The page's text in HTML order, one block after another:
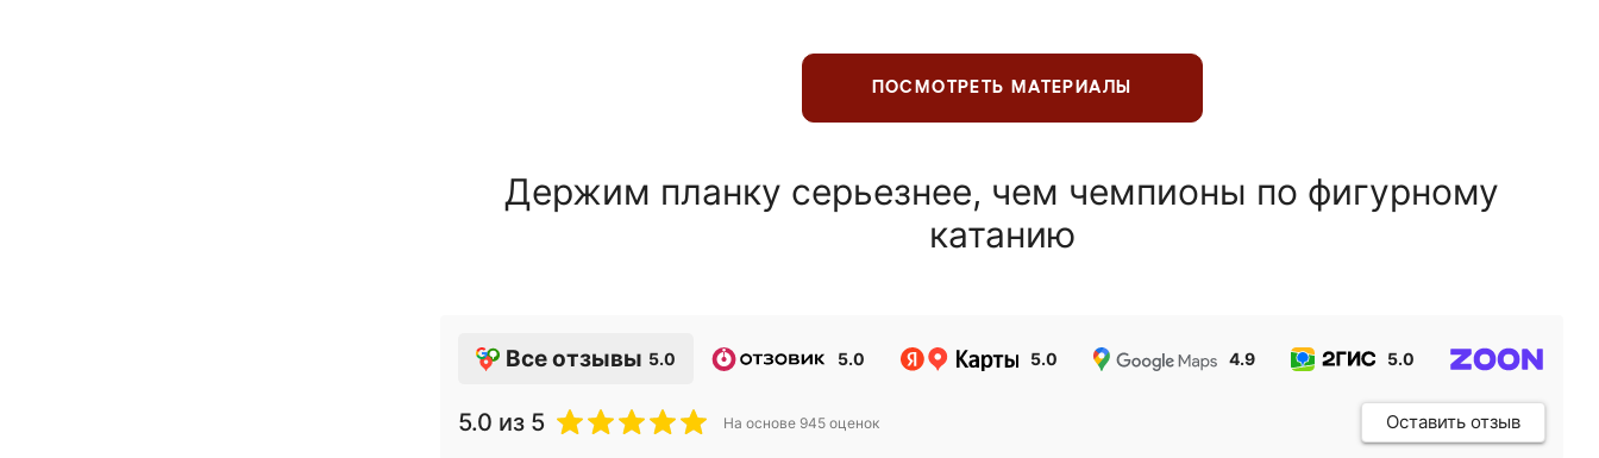
ПОСМОТРЕТЬ МАТЕРИАЛЫ
Держим планку серьезнее, чем чемпионы по фигурному
катанию
Все отзывы 5.0 5.0 5.0 4.9 5.0
5.0 из 5 На основе 945 оценок Оставить отзыв